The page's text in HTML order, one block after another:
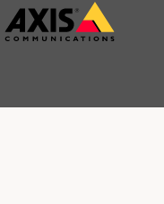
주
요